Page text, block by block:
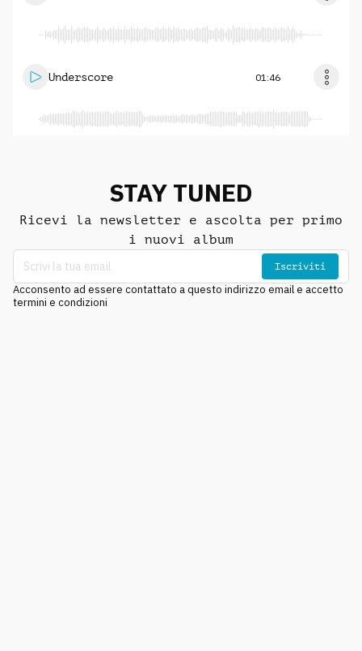
Underscore 01:46
STAY TUNED
Ricevi la newsletter e ascolta per primo
i nuovi album
Iscriviti
Acconsento ad essere contattato a questo indirizzo email e accetto
termini e condizioni